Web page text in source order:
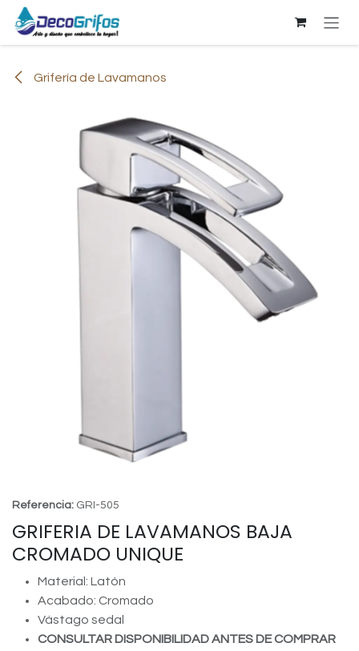
Ir al contenido
Grifería de Lavamanos
Referencia: GRI-505
GRIFERIA DE LAVAMANOS BAJA
CROMADO UNIQUE
Material: Latón
Acabado: Cromado
Vástago sedal
CONSULTAR DISPONIBILIDAD ANTES DE COMPRAR